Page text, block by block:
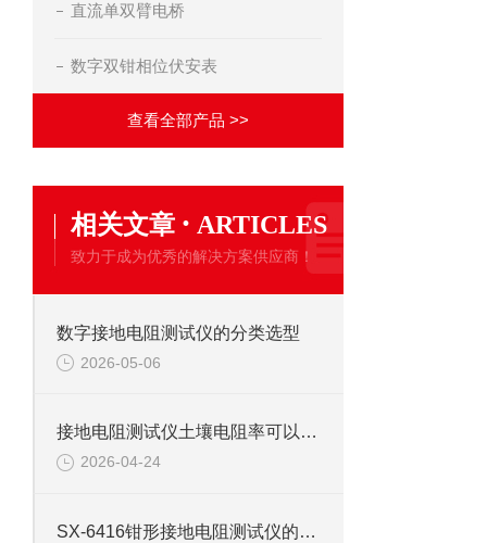
直流单双臂电桥
数字双钳相位伏安表
查看全部产品 >>
相关文章 · ARTICLES
致力于成为优秀的解决方案供应商！
数字接地电阻测试仪的分类选型
2026-05-06
接地电阻测试仪土壤电阻率可以测吗？
2026-04-24
SX-6416钳形接地电阻测试仪的使用操作方法是什么？